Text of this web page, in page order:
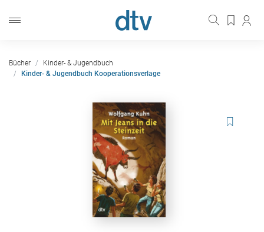
Bücher
Kinder- & Jugendbuch
Kinder- & Jugendbuch Kooperationsverlage